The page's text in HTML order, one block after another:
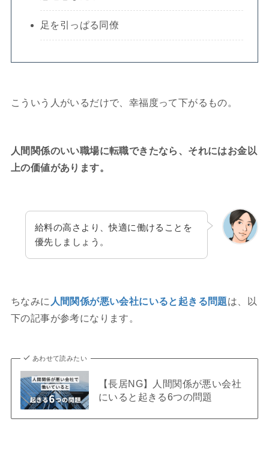
足を引っぱる同僚
こういう人がいるだけで、幸福度って下がるもの。
人間関係のいい職場に転職できたなら、それにはお金以
上の価値があります。
給料の高さより、快適に働けることを
優先しましょう。
ちなみに 人間関係が悪い会社にいると起きる問題は、以
下の記事が参考になります。
あわせて読みたい
【長居NG】人間関係が悪い会社
にいると起きる6つの問題